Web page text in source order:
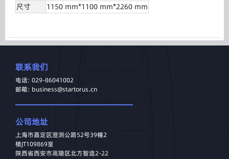
尺寸
1150 mm*1100 mm*2260 mm
联系我们
电话: 029-86041002
邮箱: business@startorus.cn
公司地址
上海市嘉定区澄浏公路52号39幢2
楼JT109869室
陕西省西安市高陵区北方智造2-22